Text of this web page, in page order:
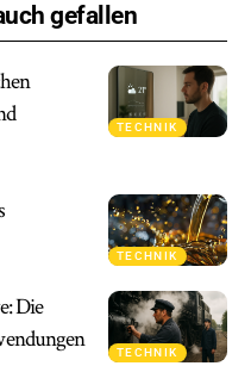
gefallen
TECHNIK
TECHNIK
TECHNIK
Die